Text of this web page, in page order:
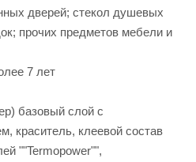
дверей; стекол душевых
прочих предметов мебели и
7 лет
базовый слой с
краситель, клеевой состав
""Termopower"",